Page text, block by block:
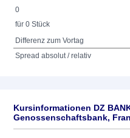
0
für 0 Stück
Differenz zum Vortag
Spread absolut / relativ
Kursinformationen DZ
Genossenschaftsbank,